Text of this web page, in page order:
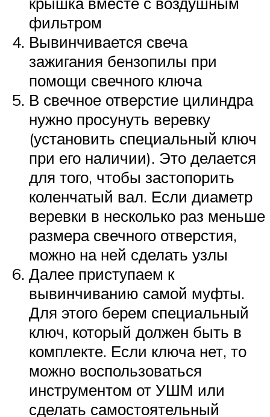
фильтром
Вывинчивается свеча
зажигания бензопилы при
помощи свечного ключа
В свечное отверстие цилиндра
нужно просунуть веревку
(установить специальный ключ
при его наличии). Это делается
для того, чтобы застопорить
коленчатый вал. Если диаметр
веревки в несколько раз меньше
размера свечного отверстия,
можно на ней сделать узлы
Далее приступаем к
вывинчиванию самой муфты.
Для этого берем специальный
ключ, который должен быть в
комплекте. Если ключа нет, то
можно воспользоваться
инструментом от УШМ или
сделать самостоятельный